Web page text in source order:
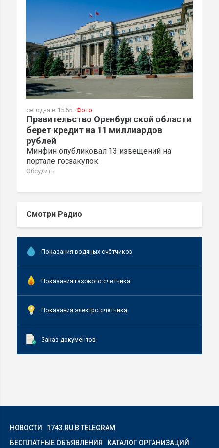
сегодня в 15:55 Фото
Правительство Оренбургской области
берет кредит на 11 миллиардов
рублей
Минфин опубликовал 13 извещений на
портале госзакупок
Обсудить
Смотри Радио
Показания водяных счётчиков
Показания газового счетчика
Показания электро счётчика
Заказ документов
НОВОСТИ
1743.RU В TELEGRAM
БЕСПЛАТНЫЕ ОБЪЯВЛЕНИЯ
КАТАЛОГ ОРГАНИЗАЦИЙ